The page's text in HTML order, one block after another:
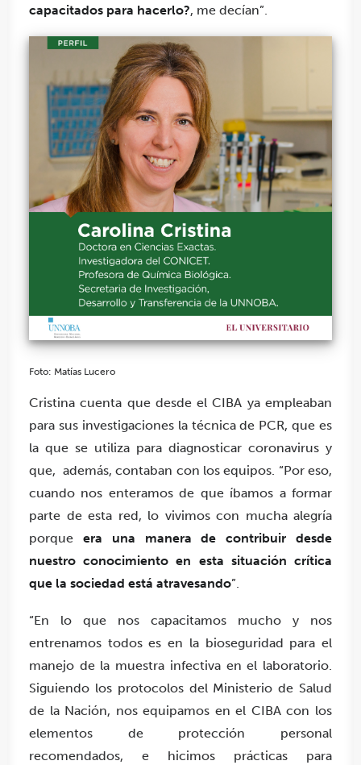
capacitados para hacerlo?, me decían”.
Foto: Matías Lucero
Cristina cuenta que desde el CIBA ya empleaban
para sus investigaciones la técnica de PCR, que es
la que se utiliza para diagnosticar coronavirus y
que, además, contaban con los equipos. “Por eso,
cuando nos enteramos de que íbamos a formar
parte de esta red, lo vivimos con mucha alegría
porque era una manera de contribuir desde
nuestro conocimiento en esta situación crítica
que la sociedad está atravesando”.
“En lo que nos capacitamos mucho y nos
entrenamos todos es en la bioseguridad para el
manejo de la muestra infectiva en el laboratorio.
Siguiendo los protocolos del Ministerio de Salud
de la Nación, nos equipamos en el CIBA con los
elementos de protección personal
recomendados, e hicimos prácticas para